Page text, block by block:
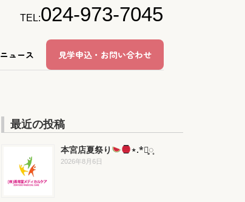
ニュース 見学申込・お問い合わせ
TEL:024-973-7045
最近の投稿
本宮店夏祭り ⋆.*⃝̥◌̥
2026年8月6日